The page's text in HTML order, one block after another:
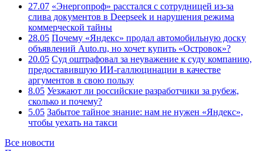
27.07 «Энергопроф» расстался с сотрудницей из-за
слива документов в Deepseek и нарушения режима
коммерческой тайны
28.05 Почему «Яндекс» продал автомобильную доску
объявлений Auto.ru, но хочет купить «Островок»?
20.05 Суд оштрафовал за неуважение к суду компанию,
предоставившую ИИ-галлюцинации в качестве
аргументов в свою пользу
8.05 Уезжают ли российские разработчики за рубеж,
сколько и почему?
5.05 Забытое тайное знание: нам не нужен «Яндекс»,
чтобы уехать на такси
Все новости